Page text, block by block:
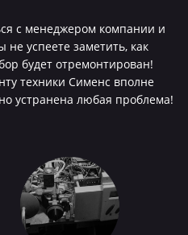
с менеджером компании и
успеете заметить, как
будет отремонтирован!
техники Сименс вполне
устранена любая проблема!